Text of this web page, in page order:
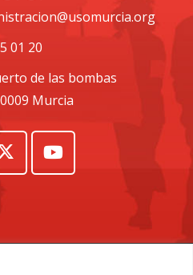
01 20
de las bombas
Murcia